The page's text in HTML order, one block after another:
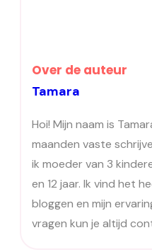
Over de auteur
Tamara
Hoi! Mijn naam is
maanden vaste
ik moeder van 3
en 12 jaar. Ik vind het
bloggen en mijn
vragen kun je altijd